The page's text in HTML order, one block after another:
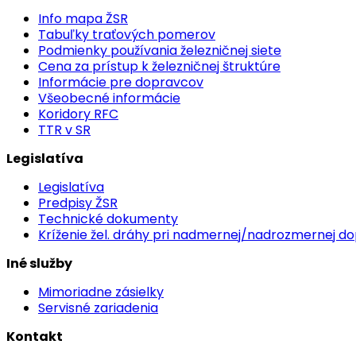
Info mapa ŽSR
Tabuľky traťových pomerov
Podmienky používania železničnej siete
Cena za prístup k železničnej štruktúre
Informácie pre dopravcov
Všeobecné informácie
Koridory RFC
TTR v SR
Legislatíva
Legislatíva
Predpisy ŽSR
Technické dokumenty
Kríženie žel. dráhy pri nadmernej/nadrozmernej
Iné služby
Mimoriadne zásielky
Servisné zariadenia
Kontakt